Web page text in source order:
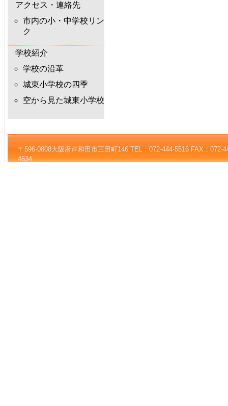
アクセス・連絡先
市内の小・中学校リン
ク
学校紹介
学校の沿革
城東小学校の四季
空から見た城東小学校
〒596-0808大阪府岸和田市三田町146 TEL：072-444-5516 FAX：072-
4634